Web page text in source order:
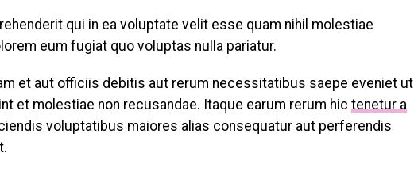
qui in ea voluptate velit esse quam nihil molestiae
eum fugiat quo voluptas nulla pariatur.
et aut officiis debitis aut rerum necessitatibus saepe eveniet ut
et molestiae non recusandae. Itaque earum rerum hic tenetur a
voluptatibus maiores alias consequatur aut perferendis